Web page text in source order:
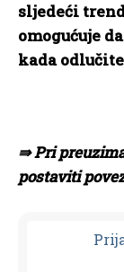
sljedeći
omogućuje
kada
⇛ Pri
postaviti